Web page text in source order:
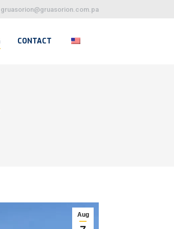
gruasorion@gruasorion.com.pa
CONTACT
Aug